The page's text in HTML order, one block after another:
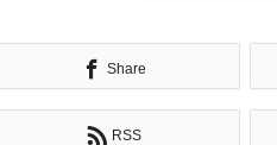
Share
RSS